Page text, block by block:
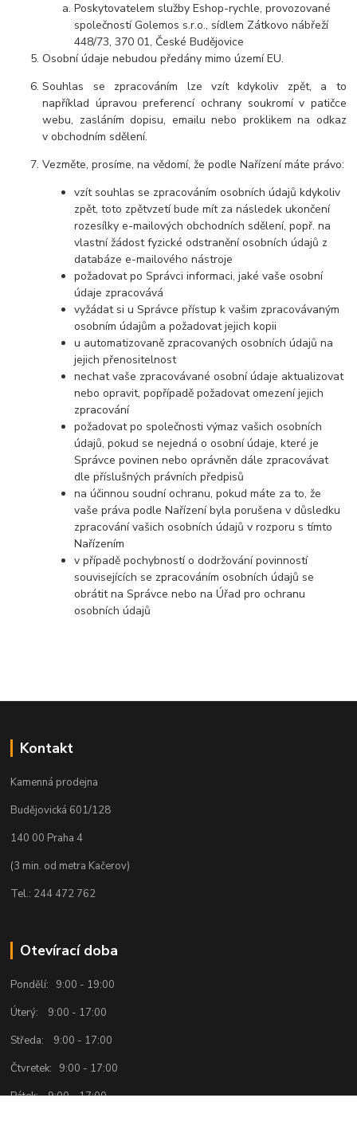
Poskytovatelem služby Eshop-rychle, provozované
společností Golemos s.r.o., sídlem Zátkovo nábřeží
448/73, 370 01, České Budějovice
Osobní údajenebudoupředány mimo území EU.
Souhlas se zpracováním lze vzít kdykoliv zpět, a to
například úpravou preferencí ochrany soukromí v patičce
webu, zasláním dopisu, emailu nebo proklikem na odkaz
v obchodním sdělení.
Vezměte, prosíme, na vědomí, že podle Nařízení máte právo:
vzít souhlas se zpracováním osobních údajů kdykoliv
zpět, toto zpětvzetí bude mít za následek ukončení
rozesílky e-mailových obchodních sdělení, popř. na
vlastní žádost fyzické odstranění osobních údajů z
databáze e-mailového nástroje
požadovat po Správci informaci, jaké vaše osobní
údaje zpracovává
vyžádat si u Správce přístup k vašim zpracovávaným
osobním údajům a požadovat jejich kopii
u automatizovaně zpracovaných osobních údajů na
jejich přenositelnost
nechat vaše zpracovávané osobní údaje aktualizovat
nebo opravit, popřípadě požadovat omezení jejich
zpracování
požadovat po společnosti výmaz vašich osobních
údajů, pokud se nejedná o osobní údaje, které je
Správce povinen nebo oprávněn dále zpracovávat
dle příslušných právních předpisů
na účinnou soudní ochranu, pokud máte za to, že
vaše práva podle Nařízení byla porušena v důsledku
zpracování vašich osobních údajů v rozporu s tímto
Nařízením
v případě pochybností o dodržování povinností
souvisejících se zpracováním osobních údajů se
obrátit na Správce nebo na Úřad pro ochranu
osobních údajů
Kontakt
Kamenná prodejna
Budějovická 601/128
140 00 Praha 4
(3 min. od metra Kačerov)
Tel.: 244 472 762
Otevírací doba
Pondělí: 9:00 - 19:00
Úterý: 9:00 - 17:00
Středa: 9:00 - 17:00
Čtvretek: 9:00 - 17:00
Pátek: 9:00 - 17:00